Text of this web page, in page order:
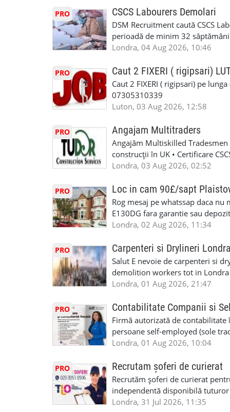
oferta pe care sa o folositi la
WhatsApp: +44 7467 838 881
numele, experienta si data la
link-ul de jos. Sanatate si mult
INSTALLATION LIMITED
PRO CSCS Labourers Demolari
DSM Recruitment caută CSCS
perioadă de minim 32
oferă ore suplimentare și
informații, contactați-ne la: 📞
Londra, 04 Aug 2026, 10:46
PRO Caut 2 FIXERI ( rigipsari)
Caut 2 FIXERI ( rigipsari) pe
07305310339
Luton, 03 Aug 2026, 12:58
PRO Angajam Multitraders
Angajăm Multiskilled
construcții în UK • Certificare
specializate (căutăm
interioare • Permis de
(reprezintă un avantaj
performanță • £200 – £250 pe
posibilități reale de avansare •
oră pauză de masă) •
Londra, 03 Aug 2026, 02:52
PRO Loc in cam 90£/sapt
Rog mesaj pe whatssap daca nu
E130DG fara garantie sau
fiecare pat beneficiaza de dulap
saptaminal fara garantie sau
de 1/sapt) -tel- 07440366084
Londra, 02 Aug 2026, 11:34
PRO Carpenteri si Drylineri Londra
Salut E nevoie de carpenteri si
demolition workers tot in
Londra, 01 Aug 2026, 21:47
PRO Contabilitate Companii si
Firmă autorizată de contabilitate
persoane self-employed (sole
închiriate (landlords) Serviciile
HMRC: PAYE / VAT / CIS ✔
Consultanță fiscală ✔ Declarații
Corporation Tax ✔ Company
planuri ✔ Cash-flow și previziuni
Londra, 01 Aug 2026, 10:04
PRO Recrutam șoferi de curierat
Recrutăm șoferi de curierat
independentă disponibilă
experiența, deoarece se va
Londra, 31 Jul 2026, 11:35